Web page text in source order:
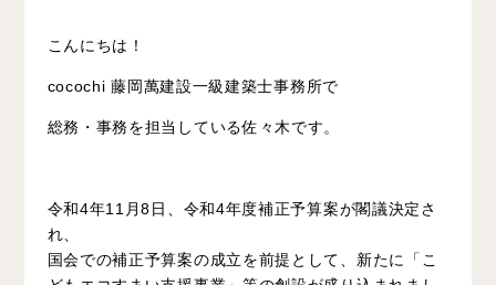
こんにちは！
cocochi 藤岡萬建設一級建築士事務所で
総務・事務を担当している佐々木です。
令和4年11月8日、令和4年度補正予算案が閣議決定さ
れ、
国会での補正予算案の成立を前提として、新たに「こ